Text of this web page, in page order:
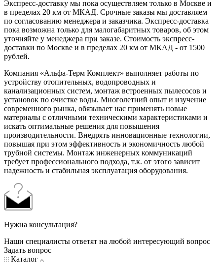
Экспресс-доставку мы пока осуществляем только в Москве и
в пределах 20 км от МКАД. Срочные заказы мы доставляем
по согласованию менеджера и заказчика. Экспресс-доставка
пока возможна только для малогабаритных товаров, об этом
уточняйте у менеджера при заказе. Стоимость экспресс-
доставки по Москве и в пределах 20 км от МКАД - от 1500
рублей.
Компания «Альфа-Терм Комплект» выполняет работы по
устройству отопительных, водопроводных и
канализационных систем, монтаж встроенных пылесосов и
установок по очистке воды. Многолетний опыт и изучение
современного рынка, обязывает нас применять новые
материалы с отличными техническими характеристиками и
искать оптимальные решения для повышения
производительности. Внедрять инновационные технологии,
повышая при этом эффективность и экономичность любой
трубной системы. Монтаж инженерных коммуникаций
требует профессионального подхода, т.к. от этого зависит
надежность и стабильная эксплуатация оборудования.
Нужна консультация?
Наши специалисты ответят на любой интересующий вопрос
Задать вопрос
Каталог